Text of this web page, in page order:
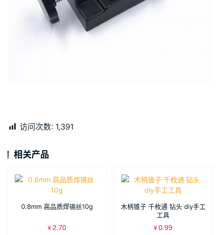
访问次数: 1,391
相关产品
0.8mm 高品质焊锡丝10g
¥ 2.70
木柄锥子 千枚通 钻头 diy手工
工具
¥ 0.99